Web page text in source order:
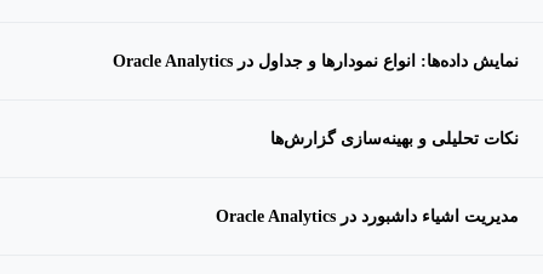
نمایش داده‌ها: انواع نمودارها و جداول در Oracle Analytics
نکات تحلیلی و بهینه‌سازی گزارش‌ها
مدیریت اشیاء داشبورد در Oracle Analytics